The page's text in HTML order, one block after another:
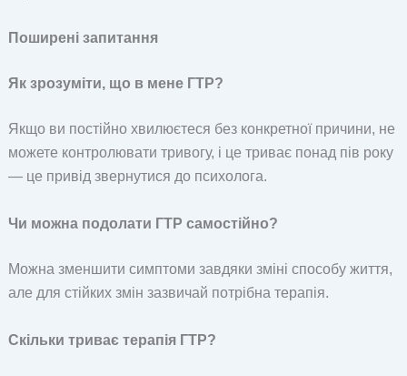
Поширені запитання
Як зрозуміти, що в мене ГТР?
Якщо ви постійно хвилюєтеся без конкретної причини, не
можете контролювати тривогу, і це триває понад пів року
— це привід звернутися до психолога.
Чи можна подолати ГТР самостійно?
Можна зменшити симптоми завдяки зміні способу життя,
але для стійких змін зазвичай потрібна терапія.
Скільки триває терапія ГТР?